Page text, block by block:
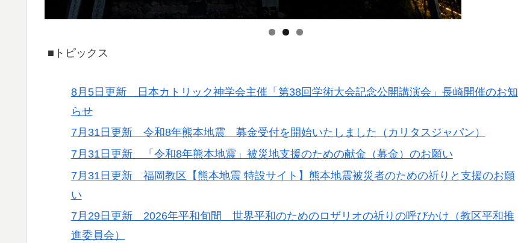
■トピックス
8月5日更新 日本カトリック神学会主催「第38回学術大会記念公開講演会」長崎開催のお知
らせ
7月31日更新 令和8年熊本地震 募金受付を開始いたしました（カリタスジャパン）
7月31日更新 「令和8年熊本地震」被災地支援のための献金（募金）のお願い
7月31日更新 福岡教区【熊本地震 特設サイト】熊本地震被災者のための祈りと支援のお願
い
7月29日更新 2026年平和旬間 世界平和のためのロザリオの祈りの呼びかけ（教区平和推
進委員会）